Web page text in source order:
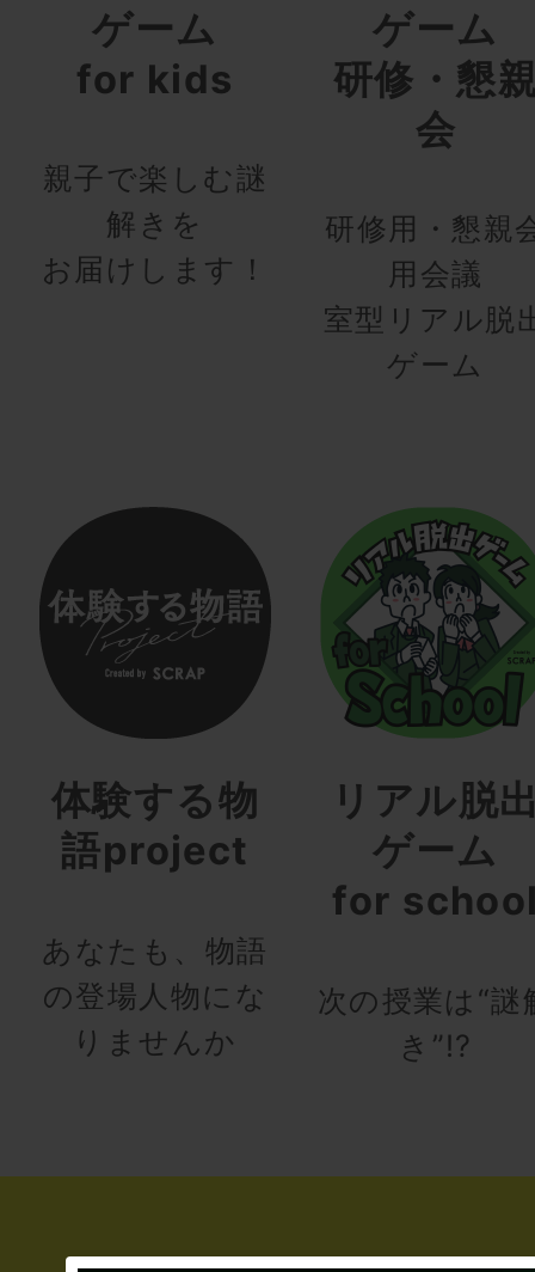
ゲーム
for kids
親子で楽しむ謎
解きを
お届けします！
ゲーム
研修・懇
会
研修用・懇親
用会議
室型リアル脱
ゲーム
体験する物
語project
あなたも、物語
の登場人物にな
りませんか
リアル脱
ゲーム
for
次の授業は“謎
き”!?